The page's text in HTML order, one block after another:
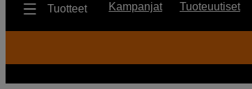
Tuotteet Kampanjat Tuoteuutiset